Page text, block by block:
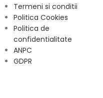
Termeni si conditii
Politica Cookies
Politica de
confidentialitate
ANPC
GDPR